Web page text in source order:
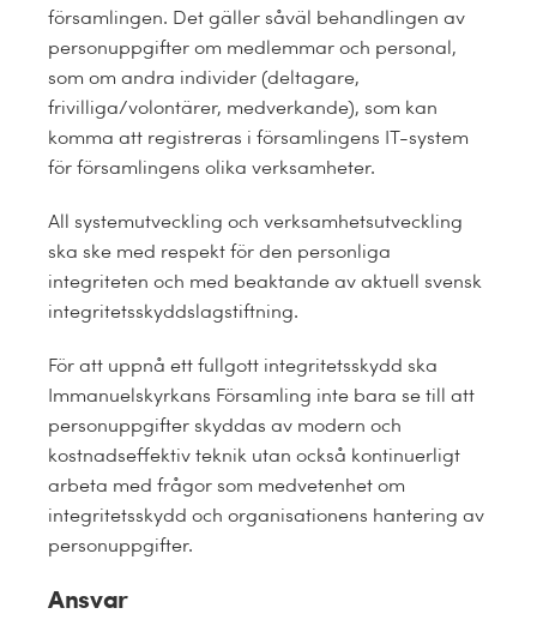
Kalender
Kontakt
العربية / Arabic
SÖK
församlingen. Det gäller såväl behandlingen av
personuppgifter om medlemmar och personal,
som om andra individer (deltagare,
frivilliga/volontärer, medverkande), som kan
komma att registreras i församlingens IT-system
för församlingens olika verksamheter.
All systemutveckling och verksamhetsutveckling
ska ske med respekt för den personliga
integriteten och med beaktande av aktuell svensk
integritetsskyddslagstiftning.
För att uppnå ett fullgott integritetsskydd ska
Immanuelskyrkans Församling inte bara se till att
personuppgifter skyddas av modern och
kostnadseffektiv teknik utan också kontinuerligt
arbeta med frågor som medvetenhet om
integritetsskydd och organisationens hantering av
personuppgifter.
Ansvar